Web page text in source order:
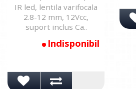
IR led, lentila varifocala
2.8-12 mm, 12Vcc,
suport inclus Ca..
Indisponibil